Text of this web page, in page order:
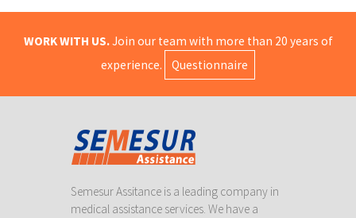
WORK WITH US.Join our team with more than 20 years of
experience.
Questionnaire
Semesur Assitance is a leading company in
medical assistance services. We have a